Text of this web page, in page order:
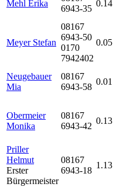
Mehl Erika
6943-35
0.14
Meyer Stefan
08167
6943-50
0170
7942402
0.05
Neugebauer
Mia
08167
6943-58
0.01
Obermeier
Monika
08167
6943-42
0.13
Priller
Helmut
Erster
Bürgermeister
08167
6943-18
1.13